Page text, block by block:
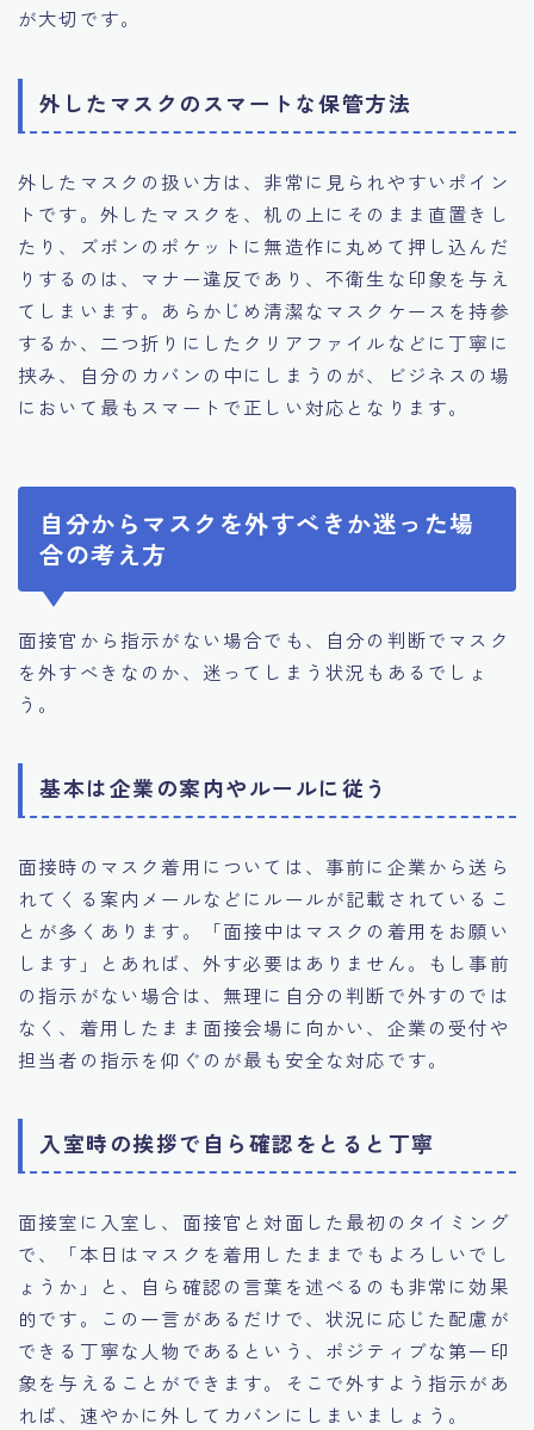
が大切です。
外したマスクのスマートな保管方法
外したマスクの扱い方は、非常に見られやすいポイン
トです。外したマスクを、机の上にそのまま直置きし
たり、ズボンのポケットに無造作に丸めて押し込んだ
りするのは、マナー違反であり、不衛生な印象を与え
てしまいます。あらかじめ清潔なマスクケースを持参
するか、二つ折りにしたクリアファイルなどに丁寧に
挟み、自分のカバンの中にしまうのが、ビジネスの場
において最もスマートで正しい対応となります。
自分からマスクを外すべきか迷った場
合の考え方
面接官から指示がない場合でも、自分の判断でマスク
を外すべきなのか、迷ってしまう状況もあるでしょ
う。
基本は企業の案内やルールに従う
面接時のマスク着用については、事前に企業から送ら
れてくる案内メールなどにルールが記載されているこ
とが多くあります。「面接中はマスクの着用をお願い
します」とあれば、外す必要はありません。もし事前
の指示がない場合は、無理に自分の判断で外すのでは
なく、着用したまま面接会場に向かい、企業の受付や
担当者の指示を仰ぐのが最も安全な対応です。
入室時の挨拶で自ら確認をとると丁寧
面接室に入室し、面接官と対面した最初のタイミング
で、「本日はマスクを着用したままでもよろしいでし
ょうか」と、自ら確認の言葉を述べるのも非常に効果
的です。この一言があるだけで、状況に応じた配慮が
できる丁寧な人物であるという、ポジティブな第一印
象を与えることができます。そこで外すよう指示があ
れば、速やかに外してカバンにしまいましょう。